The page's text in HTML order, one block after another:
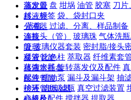
蒸发皿 盘 坩埚 油管 胶塞 刀片
封、标签 袋、袋封口夹
蒸馏、过滤、分离、样品制备
连接头（管）
玻璃珠 气体洗
管 玻璃仪器套装 密封脂/接头
凝管 比色柱 萃取器 纤维素套
蒸馏水器 旋转蒸发仪及配件
配件 蠕动泵 漏斗及漏斗架 抽
护环 滤纸 滤瓶 真空过滤装置
心机及配件 搅拌器 提取器
滴定管
移液管
分液器
滴瓶
吸球
移液管架
移液管托盘
移液管筒
移液管助吸器